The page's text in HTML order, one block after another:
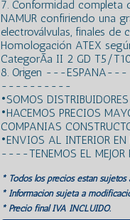
7. Conformidad completa
NAMUR confiriendo una
electroválvulas, finales de
Homologación ATEX
CategorÃ­a II 2 GD T5/
8. Origen ---ESPANA---
----------
•SOMOS
•HACEMOS PRECIOS
COMPANIAS
•ENVIOS AL INTERIOR
----TENEMOS EL
* Todos los precios estan
* Información sujeta a
* Precio final IVA INCLUIDO.